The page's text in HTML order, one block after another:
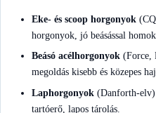
Eke- és scoop horgonyok
horgonyok, jó beásással
Beásó acélhorgonyok (Force,
megoldás kisebb és közepes
Laphorgonyok (Danforth-elv)
tartóerő, lapos tárolás.